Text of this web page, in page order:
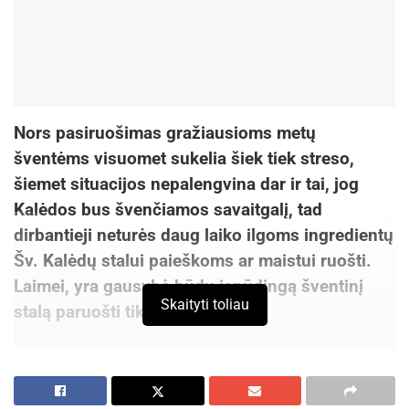
Nors pasiruošimas gražiausioms metų
šventėms visuomet sukelia šiek tiek streso,
šiemet situacijos nepalengvina dar ir tai, jog
Kalėdos bus švenčiamos savaitgalį, tad
dirbantieji neturės daug laiko ilgoms ingredientų
Šv. Kalėdų stalui paieškoms ar maistui ruošti.
Laimei, yra gausybė būdų įspūdingą šventinį
stalą paruošti tikrai greitai.
Vienas jų, kiek greitesnio negu įprasta paruošimo
karštų patiekalų alternatyvos, pavyzdžiui, greičiau
Skaityti toliau